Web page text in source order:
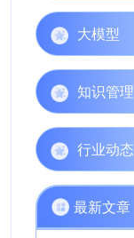
大模型
知识管理
行业动态
最新文章